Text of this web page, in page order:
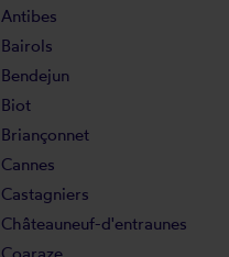
Antibes
Bairols
Bendejun
Biot
Briançonnet
Cannes
Castagniers
Châteauneuf-d'entraunes